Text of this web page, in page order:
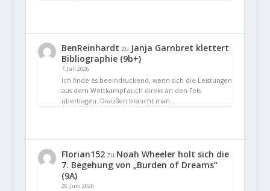
BenReinhardt zu Janja Garnbret klettert
Bibliographie (9b+)
7. Juli 2026
Ich finde es beeindruckend, wenn sich die Leistungen
aus dem Wettkampf auch direkt an den Fels
übertragen. Draußen braucht man…
Florian152zu Noah Wheeler holt sich die
7. Begehung von „Burden of Dreams“
(9A)
26. Juni 2026